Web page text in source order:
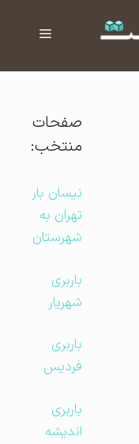
فهرست
صفحات
منتخب:
نیسان بار
تهران به
شهرستان
باربری
شهریار
باربری
فردیس
باربری
اندیشه